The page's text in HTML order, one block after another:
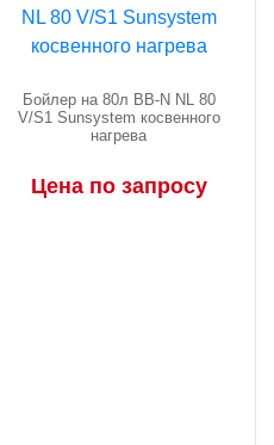
Бойлер на 80л BB-N NL 80
V/S1 Sunsystem косвенного
нагрева
Цена по запросу